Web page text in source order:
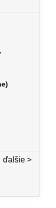
ďalšie >